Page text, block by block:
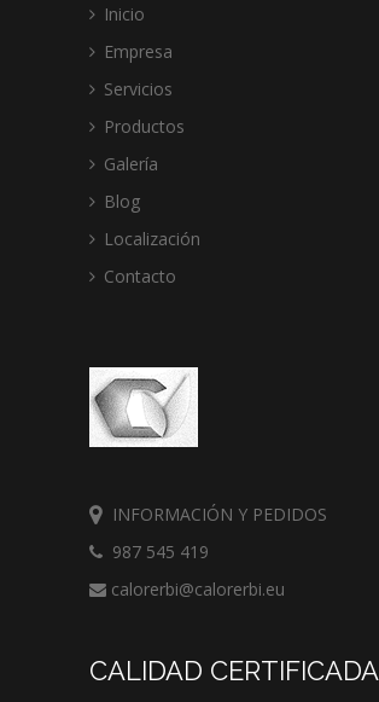
Inicio
Empresa
Servicios
Productos
Galería
Blog
Localización
Contacto
INFORMACIÓN Y PEDIDOS
987 545 419
calorerbi@calorerbi.eu
CALIDAD CERTIFICADA